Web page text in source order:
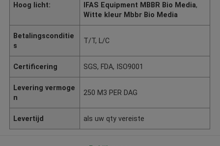
Hoog licht:
IFAS Equipment MBBR Bio Media,
Witte kleur Mbbr Bio Media
Betalingsconditie
s
T/T, L/C
Certificering SGS, FDA, ISO9001
Levering vermoge
n
250 M3 PER DAG
Levertijd als uw qty vereiste